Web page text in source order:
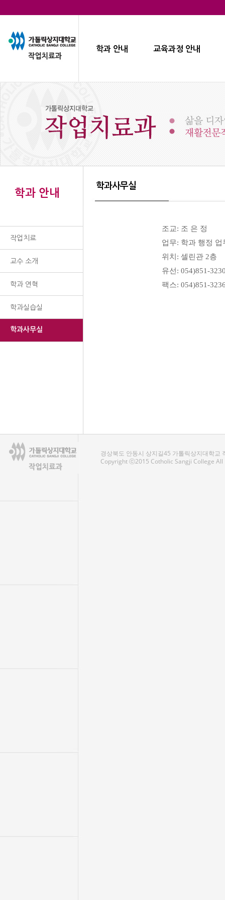
학과 안내 교육과정 안내
학과 안내
작업치료
교수 소개
학과 연혁
학과실습실
학과사무실
학과사무실
조교: 조 은 정
업무: 학과 행정 업
위치 : 셀린관 2층
유선 : 054)851-
팩스: 054)851-
경상북도 안동시 상지길45 가톨릭상지대학교
Copyright ⓒ2015 Cotholic Sangji College